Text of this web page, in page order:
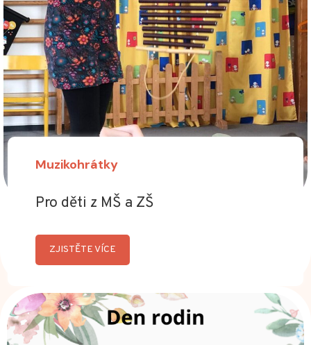
Muzikohrátky
Pro děti z MŠ a ZŠ
ZJISTĚTE VÍCE